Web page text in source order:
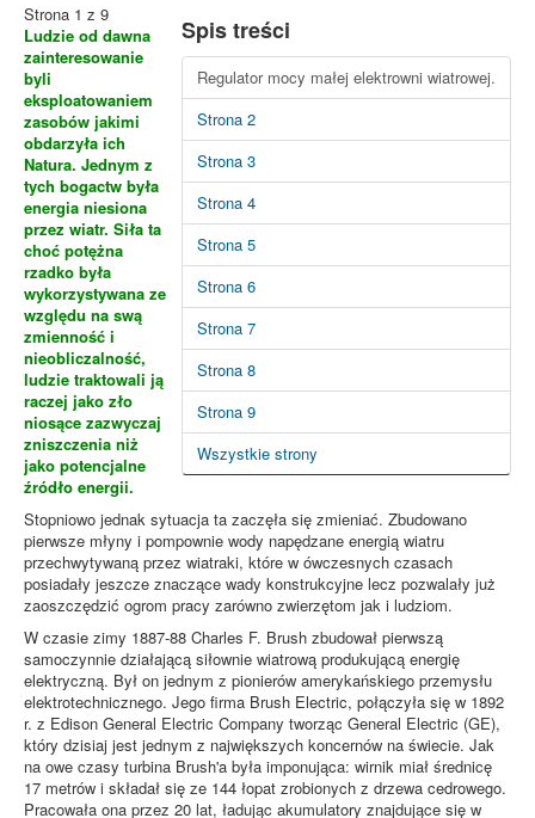
Spis treści
Regulator mocy małej elektrowni wiatrowej.
Strona 2
Strona 3
Strona 4
Strona 5
Strona 6
Strona 7
Strona 8
Strona 9
Wszystkie strony
Strona 1 z 9
Ludzie od dawna
zainteresowanie
byli
eksploatowaniem
zasobów jakimi
obdarzyła ich
Natura. Jednym z
tych bogactw była
energia niesiona
przez wiatr. Siła ta
choć potężna
rzadko była
wykorzystywana ze
względu na swą
zmienność i
nieobliczalność,
ludzie traktowali ją
raczej jako zło
niosące zazwyczaj
zniszczenia niż
jako potencjalne
źródło energii.
Stopniowo jednak sytuacja ta zaczęła się zmieniać. Zbudowano
pierwsze młyny i pompownie wody napędzane energią wiatru
przechwytywaną przez wiatraki, które w ówczesnych czasach
posiadały jeszcze znaczące wady konstrukcyjne lecz pozwalały już
zaoszczędzić ogrom pracy zarówno zwierzętom jak i ludziom.
W czasie zimy 1887-88 Charles F. Brush zbudował pierwszą
samoczynnie działającą siłownie wiatrową produkującą energię
elektryczną. Był on jednym z pionierów amerykańskiego przemysłu
elektrotechnicznego. Jego firma Brush Electric, połączyła się w 1892
r. z Edison General Electric Company tworząc General Electric (GE),
który dzisiaj jest jednym z największych koncernów na świecie. Jak
na owe czasy turbina Brush'a była imponująca: wirnik miał średnicę
17 metrów i składał się ze 144 łopat zrobionych z drzewa cedrowego.
Pracowała ona przez 20 lat, ładując akumulatory znajdujące się w